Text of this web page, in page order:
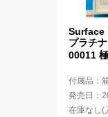
Surface
プラチ
00011
付属品：
発売日：
在庫なし(